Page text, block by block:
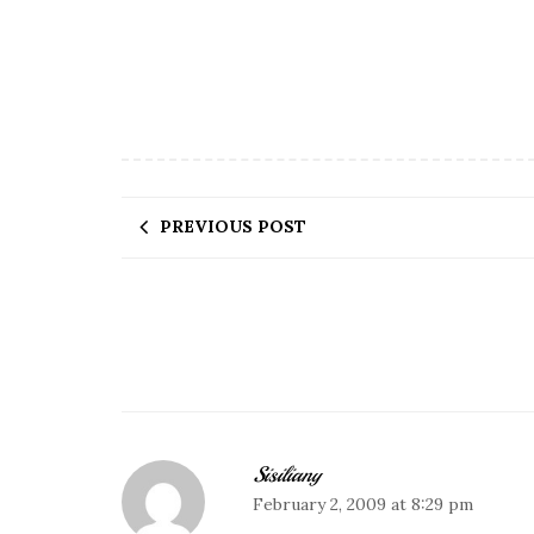
PREVIOUS POST
Sisiliany
February 2, 2009 at 8:29 pm